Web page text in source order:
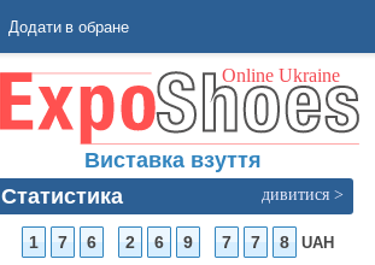
Додати в обране
Виставка взуття
Статистика
дивитися >
1 7 6 2 6 9 7 7 8 UAH